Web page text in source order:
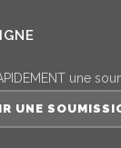
une
UNE